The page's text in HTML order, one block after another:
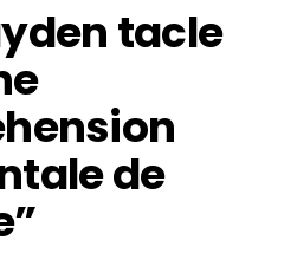
tacle
de